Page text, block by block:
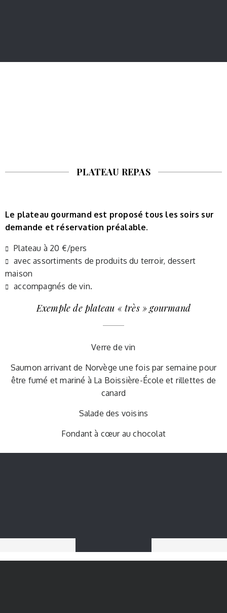
PLATEAU REPAS
Le plateau gourmand est proposé tous les soirs sur
demande et réservation préalable.
Plateau à 20 €/pers
avec assortiments de produits du terroir, dessert
maison
accompagnés de vin.
Exemple de plateau « très » gourmand
Verre de vin
Saumon arrivant de Norvège une fois par semaine pour
être fumé et mariné à La Boissière-École et rillettes de
canard
Salade des voisins
Fondant à cœur au chocolat